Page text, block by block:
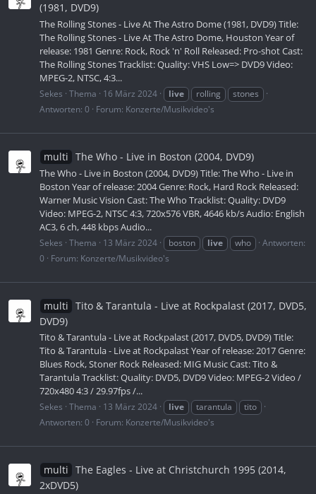
(1981, DVD9)
The Rolling Stones - Live At The Astro Dome (1981, DVD9) Title:
The Rolling Stones - Live At The Astro Dome, Houston Year of
release: 1981 Genre: Rock, Rock 'n' Roll Released: Pro-shot Cast:
The Rolling Stones Tracklist: Quality: VHS Low=> DVD9 Video:
MPEG-2, NTSC, 4:3...
Sekes Thema 16 März 2024 live rolling
stones
Antworten: 0
Forum: Konzerte/Musikvideo's
multi The Who - Live in Boston (2004, DVD9)
The Who - Live in Boston (2004, DVD9) Title: The Who - Live in
Boston Year of release: 2004 Genre: Rock, Hard Rock Released:
Warner Music Vision Cast: The Who Tracklist: Quality: DVD9
Video: MPEG-2, NTSC 4:3, 720x576 VBR, 4646 kb/s Audio: English
AC3, 6 ch, 448 kbps Audio...
Sekes Thema 13 März 2024 boston live who
Antworten:
0
Forum: Konzerte/Musikvideo's
multi Tito & Tarantula - Live at Rockpalast (2017, DVD5,
DVD9)
Tito & Tarantula - Live at Rockpalast (2017, DVD5, DVD9) Title:
Tito & Tarantula - Live at Rockpalast Year of release: 2017 Genre:
Blues Rock, Stoner Rock Released: MIG Music Cast: Tito &
Tarantula Tracklist: Quality: DVD5, DVD9 Video: MPEG-2 Video /
720x480 4:3 / 29.97fps /...
Sekes Thema 13 März 2024 live tarantula
tito
Antworten: 0
Forum: Konzerte/Musikvideo's
multi The Eagles - Live at Christchurch 1995 (2014,
2xDVD5)